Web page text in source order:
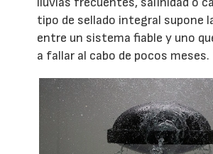
tipo de sellado integral supone
entre un sistema fiable y uno
a fallar al cabo de pocos meses.